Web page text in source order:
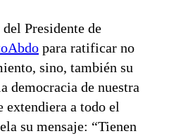
Presidente de
para ratificar no
sino, también su
democracia de nuestra
a todo el
su mensaje: “Tienen